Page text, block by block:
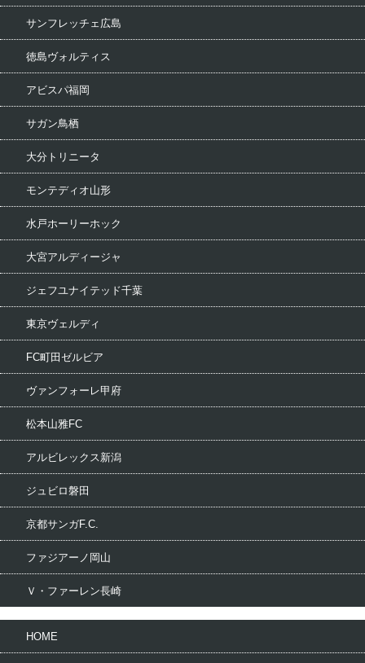
サンフレッチェ広島
徳島ヴォルティス
アビスパ福岡
サガン鳥栖
大分トリニータ
モンテディオ山形
水戸ホーリーホック
大宮アルディージャ
ジェフユナイテッド千葉
東京ヴェルディ
FC町田ゼルビア
ヴァンフォーレ甲府
松本山雅FC
アルビレックス新潟
ジュビロ磐田
京都サンガF.C.
ファジアーノ岡山
Ｖ・ファーレン長崎
HOME